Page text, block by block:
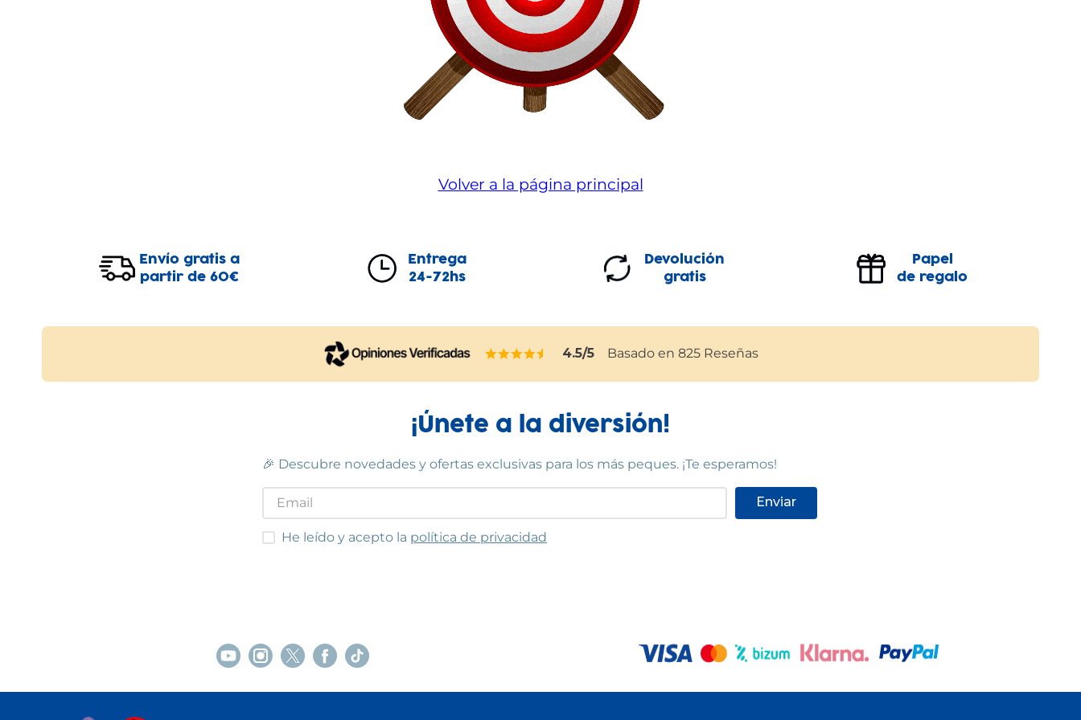
Volver a la página principal
Envío gratis a
partir de 60€
Entrega
24-72hs
Devolución
gratis
Papel
de regalo
4.5/5 Basado en 825 Reseñas
¡Únete a la diversión!
🎉 Descubre novedades y ofertas exclusivas para los más peques. ¡Te esperamos!
Enviar
He leído y acepto las condiciones
He leído y acepto la política de privacidad